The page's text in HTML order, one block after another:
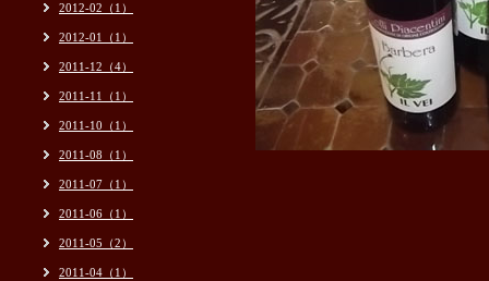
2012-02（1）
2012-01（1）
2011-12（4）
2011-11（1）
2011-10（1）
2011-08（1）
2011-07（1）
2011-06（1）
2011-05（2）
2011-04（1）